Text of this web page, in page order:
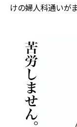
けの婦人科通いが